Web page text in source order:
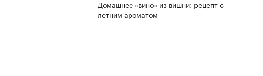
Домашнее «вино» из вишни: рецепт с
летним ароматом